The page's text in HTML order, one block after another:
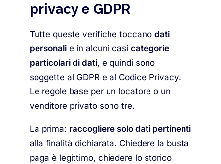
privacy e GDPR
Tutte queste verifiche toccano dati
personali e in alcuni casi categorie
particolari di dati, e quindi sono
soggette al GDPR e al Codice Privacy.
Le regole base per un locatore o un
venditore privato sono tre.
La prima: raccogliere solo dati pertinenti
alla finalità dichiarata. Chiedere la busta
paga è legittimo, chiedere lo storico